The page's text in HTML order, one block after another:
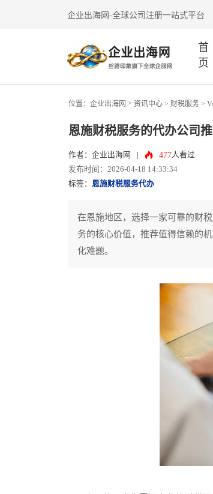
企业出海网-全球公司注册一站式平台
首
页
位置： 企业出海网 > 资讯中心 > 财税服务 >
恩施财税服务的代办公司
作者：企业出海网 477人看过
发布时间：2026-04-18 14:33:34
标签： 恩施财税服务代办
在恩施地区，选择一家可靠的财
务的核心价值，推荐值得信赖的
化难题。